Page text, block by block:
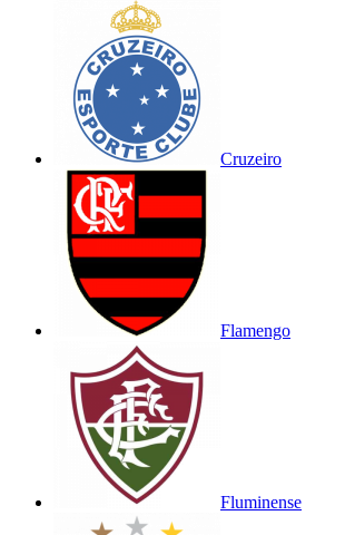
Cruzeiro
Flamengo
Fluminense